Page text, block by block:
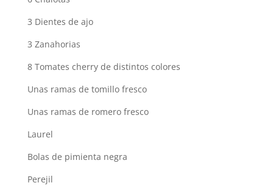
3 Dientes de ajo
3 Zanahorias
8 Tomates cherry de distintos colores
Unas ramas de tomillo fresco
Unas ramas de romero fresco
Laurel
Bolas de pimienta negra
Perejil